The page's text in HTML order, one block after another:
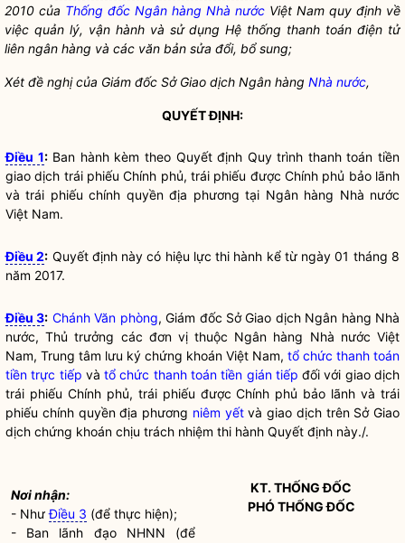
2010 của Thống đốc Ngân hàng Nhà nước Việt Nam quy định về
việc quản lý, vận hành và sử dụng Hệ thống thanh toán điện tử
liên ngân hàng và các văn bản sửa đổi, bổ sung;
Xét đề nghị của Giám đốc Sở Giao dịch Ngân hàng Nhà nước,
QUYẾT ĐỊNH:
Điều 1:Ban hành kèm theo Quyết định Quy trình thanh toán tiền
giao dịch trái phiếu Chính phủ, trái phiếu được Chính phủ bảo lãnh
và trái phiếu chính quyền địa phương tại Ngân hàng Nhà nước
Việt Nam.
Điều 2: Quyết định này có hiệu lực thi hành kể từ ngày 01 tháng 8
năm 2017.
Điều 3: Chánh Văn phòng, Giám đốc Sở Giao dịch Ngân hàng Nhà
nước, Thủ trưởng các đơn vị thuộc Ngân hàng Nhà nước Việt
Nam, Trung tâm lưu ký chứng khoán Việt Nam, tổ chức thanh toán
tiền trực tiếp vàtổ chức thanh toán tiền gián tiếp đối với giao dịch
trái phiếu Chính phủ, trái phiếu được Chính phủ bảo lãnh và trái
phiếu chính quyền địa phương niêm yếtvà giao dịch trên Sở Giao
dịch chứng khoán chịu trách nhiệm thi hành Quyết định này./.
Nơi nhận:
- NhưĐiều 3 (để thực hiện);
- Ban lãnh đạo NHNN (để
KT. THỐNG ĐỐC
PHÓ THỐNG ĐỐC